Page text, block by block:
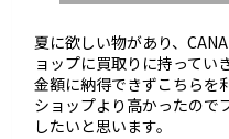
夏に欲しい物があり、
ョップに買取りに持ってい
金額に納得できずこちらを
ショップより高かったので
したいと思います。